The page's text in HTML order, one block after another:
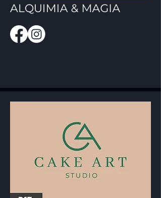
ALQUIMIA & MAGIA